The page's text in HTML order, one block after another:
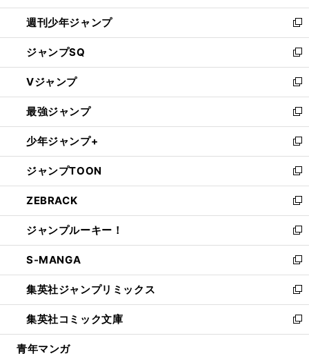
開
く
週刊少年ジャンプ
新
し
い
ウ
ィ
ン
ド
ウ
で
開
く
ジャンプSQ
新
し
い
ウ
ィ
ン
ド
ウ
で
開
く
Vジャンプ
新
し
い
ウ
ィ
ン
ド
ウ
で
開
く
最強ジャンプ
新
し
い
ウ
ィ
ン
ド
ウ
で
開
く
少年ジャンプ+
新
し
い
ウ
ィ
ン
ド
ウ
で
開
く
ジャンプTOON
新
し
い
ウ
ィ
ン
ド
ウ
で
開
く
ZEBRACK
新
し
い
ウ
ィ
ン
ド
ウ
で
開
ジャンプルーキー！
新
し
い
ウ
ィ
ン
ド
ウ
S-MANGA
新
し
い
ウ
ィ
ン
集英社ジャンプリミックス
新
し
い
ウ
集英社コミック文庫
新
し
青年マンガ